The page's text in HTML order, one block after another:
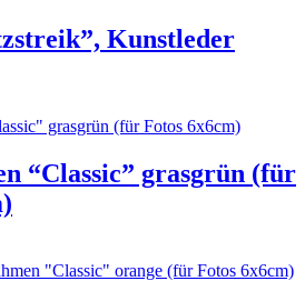
Kunstleder
“Classic” grasgrün (für